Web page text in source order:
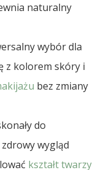
naturalny
wybór dla
z kolorem skóry i
bez zmiany
do
wygląd
kształt twarzy